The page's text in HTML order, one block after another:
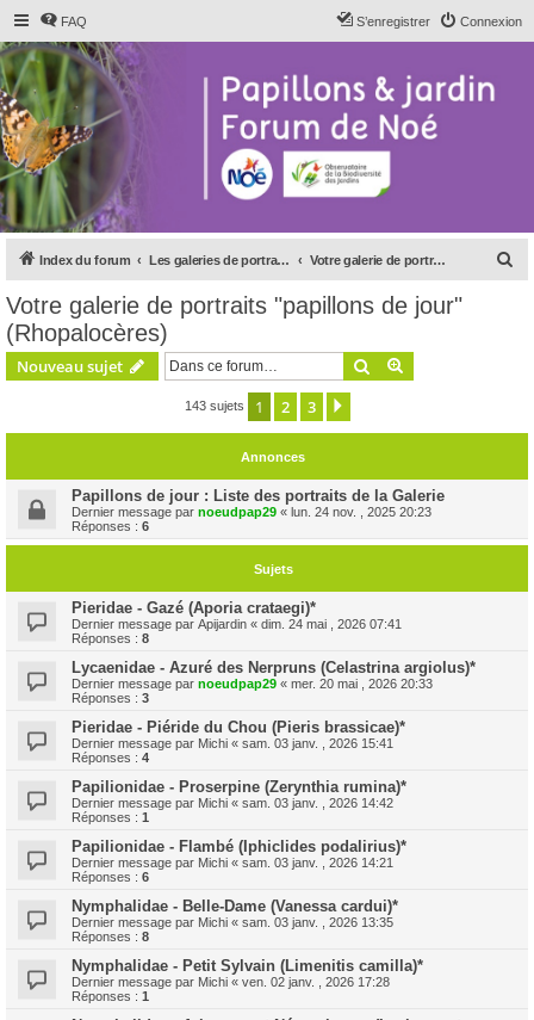
FAQ Connexion
S’enregistrer
Index du forum Les galeries de portraits du forum Votre galerie de portraits "papillons de jour" (Rhopalocères)
c
Votre galerie de portraits "papillons de jour"
(Rhopalocères)
Nouveau sujet Rechercher
143 sujets 1 2 3
Annonces
Papillons de jour : Liste des portraits de la Galerie
Dernier message par noeudpap29 « lun. 24 nov. , 2025 20:23
Réponses : 6
Sujets
Pieridae - Gazé (Aporia crataegi)*
Dernier message par Apijardin « dim. 24 mai , 2026 07:41
Réponses : 8
Lycaenidae - Azuré des Nerpruns (Celastrina argiolus)*
Dernier message par noeudpap29 « mer. 20 mai , 2026 20:33
Réponses : 3
Pieridae - Piéride du Chou (Pieris brassicae)*
Dernier message par Michi « sam. 03 janv. , 2026 15:41
Réponses : 4
Papilionidae - Proserpine (Zerynthia rumina)*
Dernier message par Michi « sam. 03 janv. , 2026 14:42
Réponses : 1
Papilionidae - Flambé (Iphiclides podalirius)*
Dernier message par Michi « sam. 03 janv. , 2026 14:21
Réponses : 6
Nymphalidae - Belle-Dame (Vanessa cardui)*
Dernier message par Michi « sam. 03 janv. , 2026 13:35
Réponses : 8
Nymphalidae - Petit Sylvain (Limenitis camilla)*
Dernier message par Michi « ven. 02 janv. , 2026 17:28
Réponses : 1